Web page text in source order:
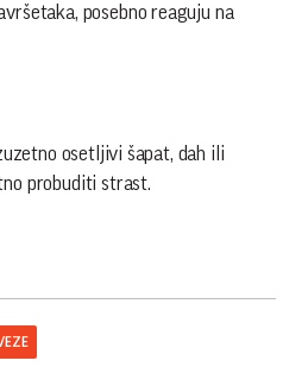
posebno reaguju na
osetljivi šapat, dah ili
probuditi strast.